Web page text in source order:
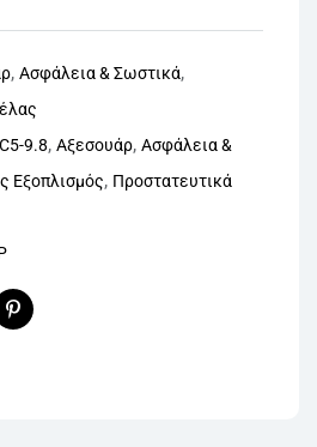
, Ασφάλεια & Σωστικά,
9.8, Αξεσουάρ, Ασφάλεια &
Εξοπλισμός, Προστατευτικά
Pinterest